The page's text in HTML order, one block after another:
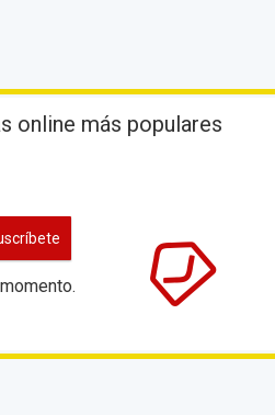
online más populares